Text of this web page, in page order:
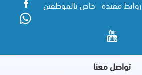
روابط مفيدة خاص بالموظفين
تواصل معنا